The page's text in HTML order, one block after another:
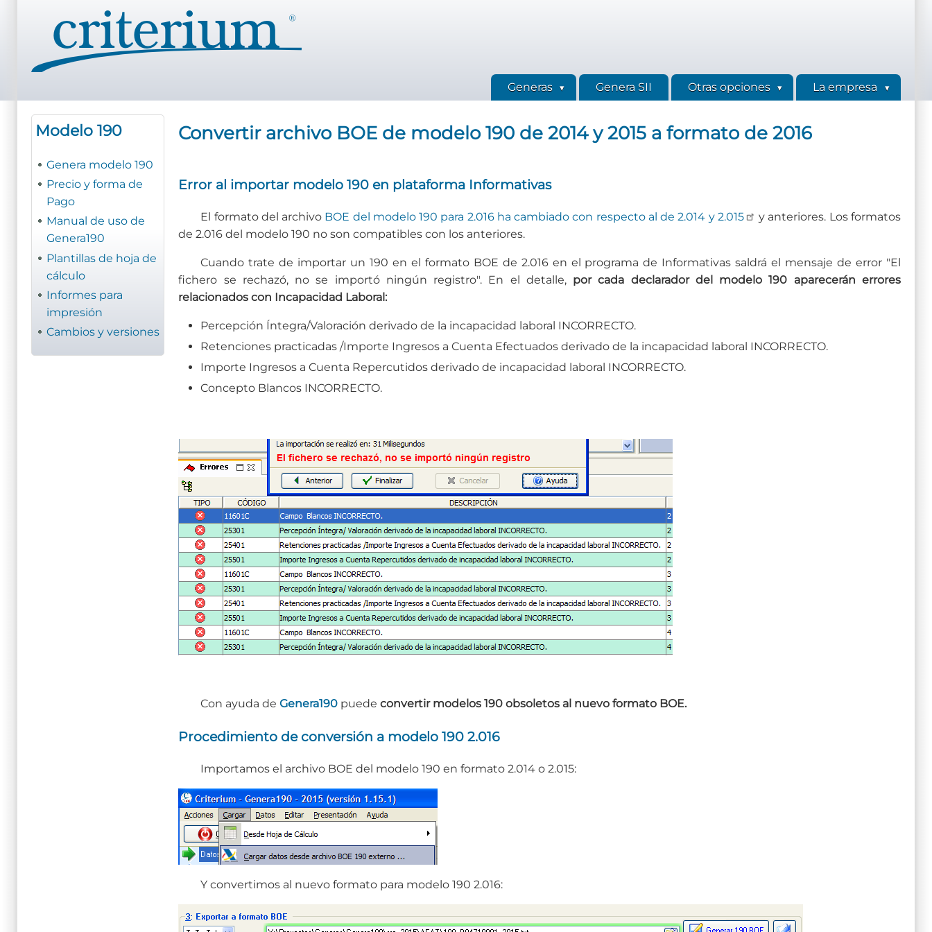
contenido
principal
Generas Genera SII Otras opciones La empresa
Modelo 190
Genera modelo 190
Precio y forma de
Pago
Manual de uso de
Genera190
Plantillas de hoja de
cálculo
Informes para
impresión
Cambios y versiones
Convertir archivo BOE de modelo 190 de 2014 y 2015 a formato de 2016
Error al importar modelo 190 en plataforma Informativas
El formato del archivo BOE del modelo 190 para 2.016 ha cambiado con respecto al de 2.014 y 2.015
y anteriores. Los formatos
de 2.016 del modelo 190 no son compatibles con los anteriores.
Cuando trate de importar un 190 en el formato BOE de 2.016 en el programa de Informativas saldrá el mensaje de error "El
fichero se rechazó, no se importó ningún registro". En el detalle, por cada declarador del modelo 190 aparecerán errores
relacionados con Incapacidad Laboral:
Percepción Íntegra/Valoración derivado de la incapacidad laboral INCORRECTO.
Retenciones practicadas /Importe Ingresos a Cuenta Efectuados derivado de la incapacidad laboral INCORRECTO.
Importe Ingresos a Cuenta Repercutidos derivado de incapacidad laboral INCORRECTO.
Concepto Blancos INCORRECTO.
Con ayuda deGenera190 puedeconvertir modelos 190 obsoletos al nuevo formato BOE.
Procedimiento de conversión a modelo 190 2.016
Importamos el archivo BOE del modelo 190 en formato 2.014 o 2.015:
Y convertimos al nuevo formato para modelo 190 2.016: